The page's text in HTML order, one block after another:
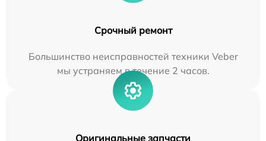
Срочный ремонт
Большинство неисправностей техники Veber
мы устраняем в течение 2 часов.
Оригинальные запчасти